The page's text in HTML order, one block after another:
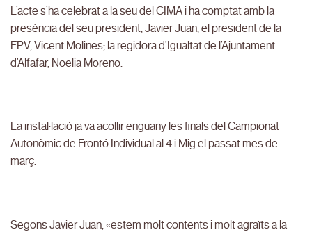
L’acte s’ha celebrat a la seu del CIMA i ha comptat amb la
presència del seu president, Javier Juan; el president de la
FPV, Vicent Molines; la regidora d’Igualtat de l’Ajuntament
d’Alfafar, Noelia Moreno.
La instal·lació ja va acollir enguany les finals del Campionat
Autonòmic de Frontó Individual al 4 i Mig el passat mes de
març.
Segons Javier Juan, «estem molt contents i molt agraïts a la